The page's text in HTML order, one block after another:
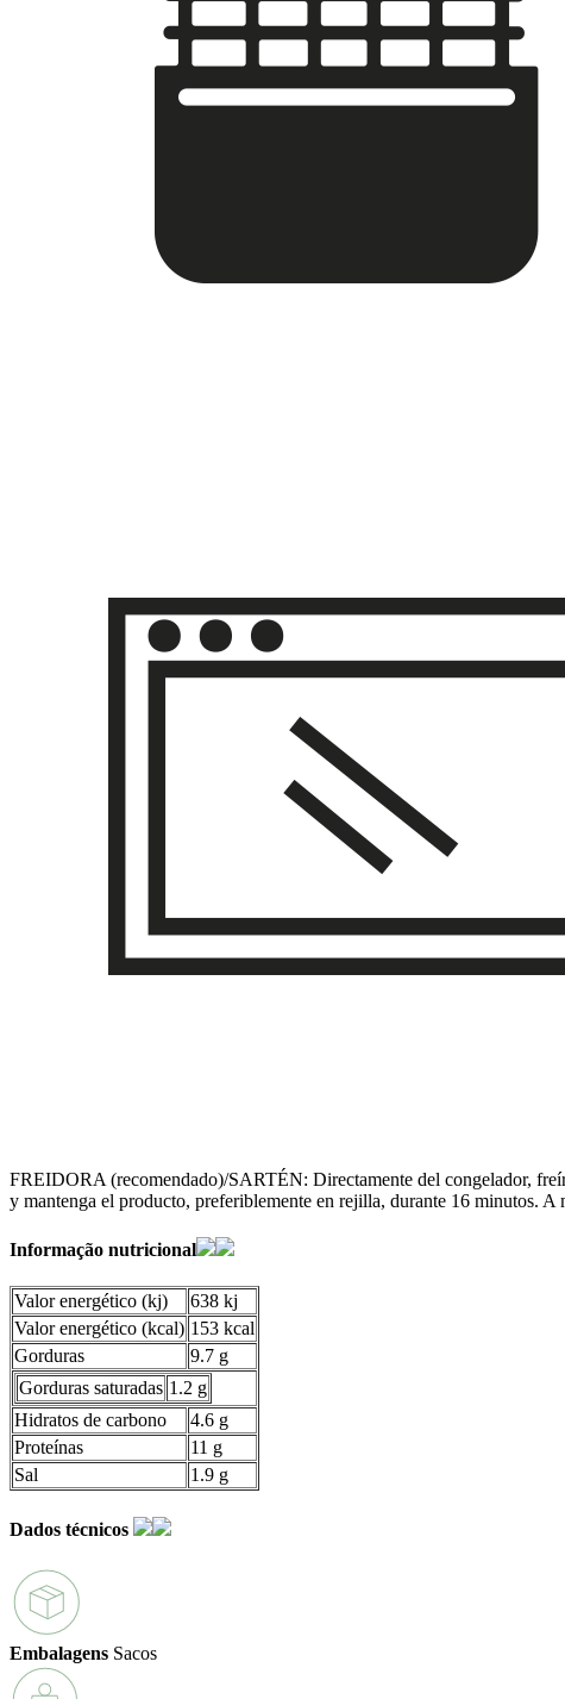
FREIDORA (recomendado)/SARTÉN: Directamente del congelador,
y mantenga el producto, preferiblemente en rejilla, durante 16 minutos.
Informação nutricional
Valor energético (kj)
638 kj
Valor energético (kcal) 153 kcal
Gorduras
9.7 g
Gorduras saturadas 1.2 g
Hidratos de carbono
4.6 g
Proteínas
11 g
Sal
1.9 g
Dados técnicos
Embalagens Sacos